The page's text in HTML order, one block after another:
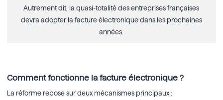
Autrement dit, la quasi-totalité des entreprises françaises
devra adopter la facture électronique dans les prochaines
années.
Comment fonctionne la facture électronique ?
La réforme repose sur deux mécanismes principaux :